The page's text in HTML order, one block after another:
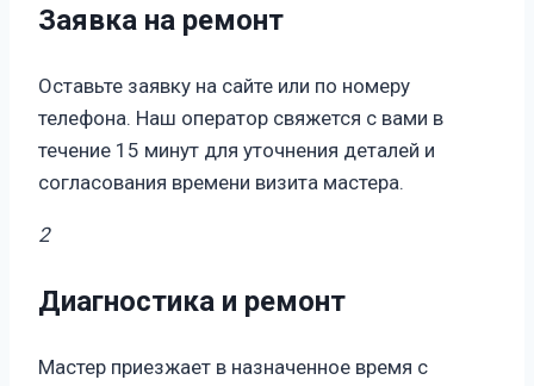
Заявка на ремонт
Оставьте заявку на сайте или по номеру
телефона. Наш оператор свяжется с вами в
течение 15 минут для уточнения деталей и
согласования времени визита мастера.
2
Диагностика и ремонт
Мастер приезжает в назначенное время с